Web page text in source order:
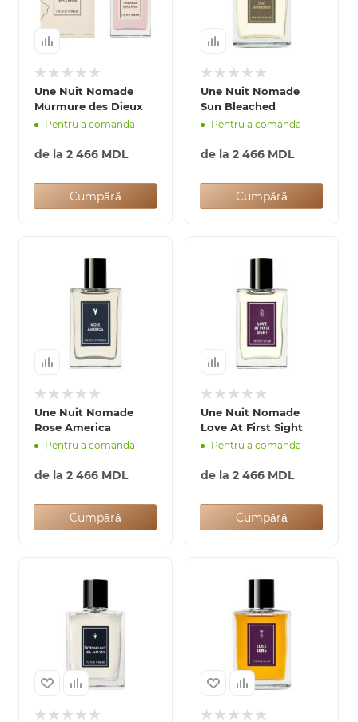
Une Nuit Nomade
Murmure des Dieux
Pentru a comanda
de la 2 466 MDL
Cumpără
Une Nuit Nomade
Sun Bleached
Pentru a comanda
de la 2 466 MDL
Cumpără
Une Nuit Nomade
Rose America
Pentru a comanda
de la 2 466 MDL
Cumpără
Une Nuit Nomade
Love At First Sight
Pentru a comanda
de la 2 466 MDL
Cumpără